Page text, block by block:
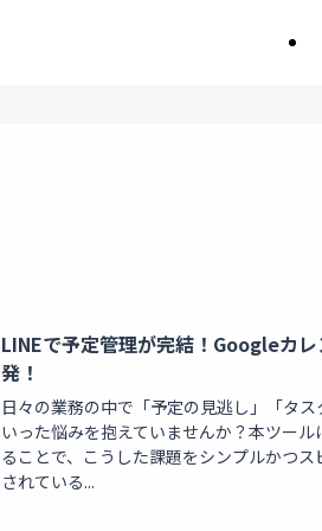
LINEで予定管理が完結！Googleカ
発！
日々の業務の中で「予定の見逃し」「タ
いった悩みを抱えていませんか？本ツー
ることで、こうした課題をシンプルかつ
されている...